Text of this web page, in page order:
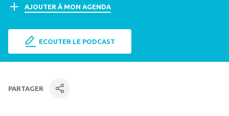
AJOUTER À MON AGENDA
ECOUTER LE PODCAST
PARTAGER